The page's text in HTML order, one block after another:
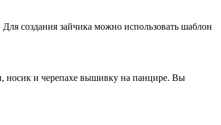
создания зайчика можно использовать шаблон
носик и черепахе вышивку на панцире. Вы